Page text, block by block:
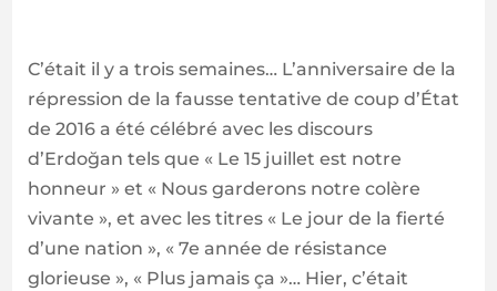
C’était il y a trois semaines… L’anniversaire de la
répression de la fausse tentative de coup d’État
de 2016 a été célébré avec les discours
d’Erdoğan tels que « Le 15 juillet est notre
honneur » et « Nous garderons notre colère
vivante », et avec les titres « Le jour de la fierté
d’une nation », « 7e année de résistance
glorieuse », « Plus jamais ça »… Hier, c’était